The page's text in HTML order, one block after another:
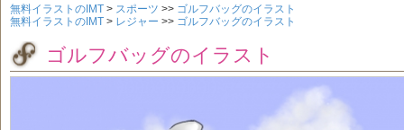
無料イラストのIMT > スポーツ >> ゴルフバッグのイラスト
無料イラストのIMT > レジャー >> ゴルフバッグのイラスト
ゴルフバッグのイラスト